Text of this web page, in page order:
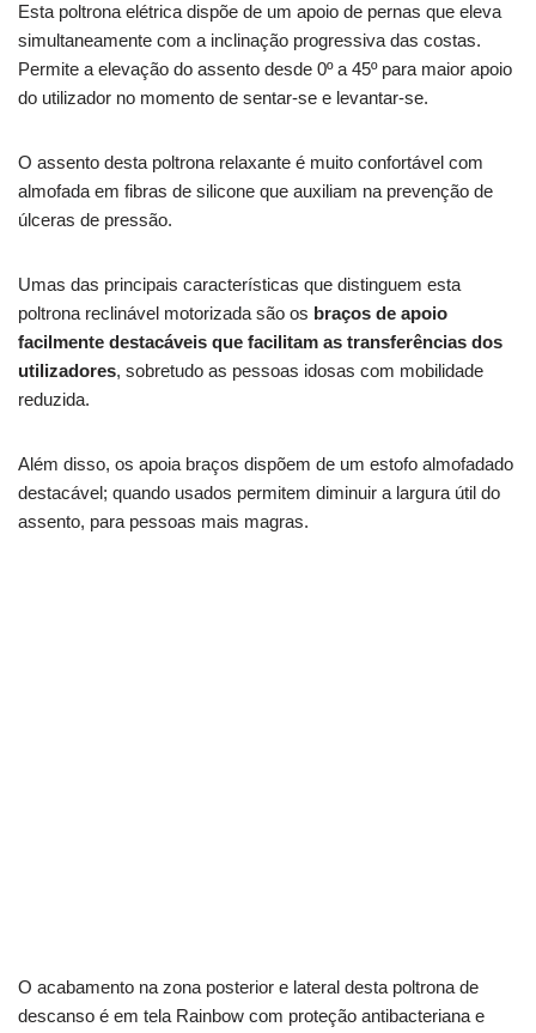
Esta poltrona elétrica dispõe de um apoio de pernas que eleva
simultaneamente com a inclinação progressiva das costas.
Permite a elevação do assento desde 0º a 45º para maior apoio
do utilizador no momento de sentar-se e levantar-se.
O assento desta poltrona relaxante é muito confortável com
almofada em fibras de silicone que auxiliam na prevenção de
úlceras de pressão.
Umas das principais características que distinguem esta
poltrona reclinável motorizada são os braços de apoio
facilmente destacáveis que facilitam as transferências dos
utilizadores, sobretudo as pessoas idosas com mobilidade
reduzida.
Além disso, os apoia braços dispõem de um estofo almofadado
destacável; quando usados permitem diminuir a largura útil do
assento, para pessoas mais magras.
O acabamento na zona posterior e lateral desta poltrona de
descanso é em tela Rainbow com proteção antibacteriana e